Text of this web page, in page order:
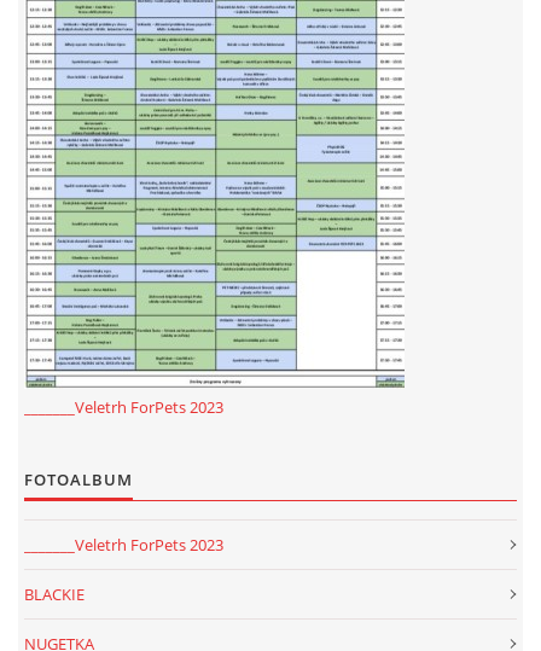
_______Veletrh ForPets 2023
FOTOALBUM
_______Veletrh ForPets 2023
BLACKIE
NUGETKA